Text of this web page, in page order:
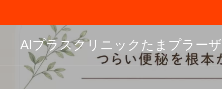
AIプラスクリニックたまプラーザ